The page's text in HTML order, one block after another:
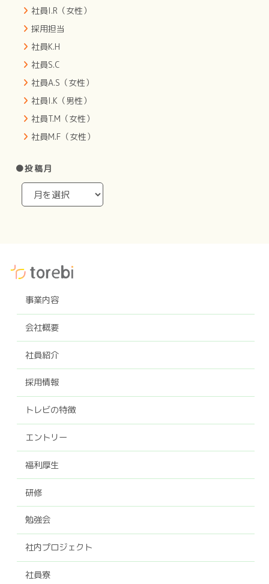
社員I.R（女性）
採用担当
社員K.H
社員S.C
社員A.S（女性）
社員I.K（男性）
社員T.M（女性）
社員M.F（女性）
●投稿月
事業内容
会社概要
社員紹介
採用情報
トレビの特徴
エントリー
福利厚生
研修
勉強会
社内プロジェクト
社員寮